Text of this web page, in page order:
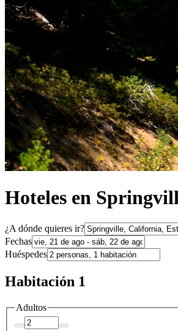
Hoteles en
¿A dónde quieres ir?
Fechas
Huéspedes
Habitación 1
Adultos